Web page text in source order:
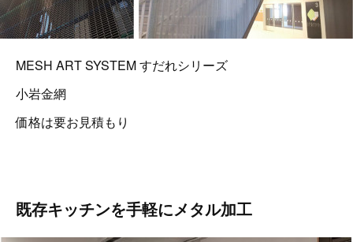
MESH ART SYSTEM すだれシリーズ
小岩金網
価格は要お見積もり
既存キッチンを手軽にメタル加工